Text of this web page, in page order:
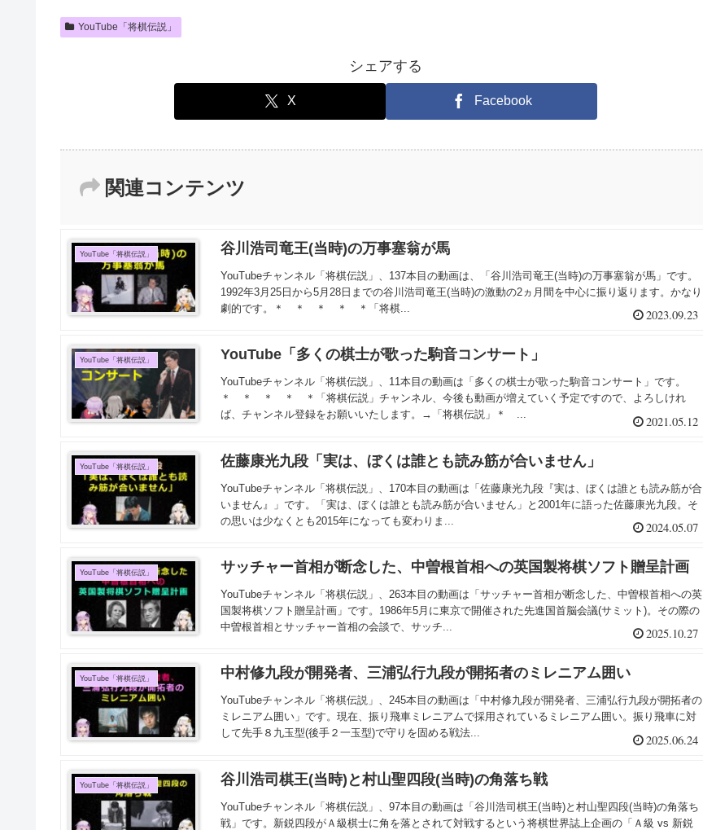
YouTube「将棋伝説」
シェアする
X Facebook
関連コンテンツ
YouTube「将棋伝説」 谷川浩司竜王(当時)の万事塞翁が馬
YouTubeチャンネル「将棋伝説」、137本目の動画は、「谷川浩司竜王(当時)の万事塞翁が馬」です。
1992年3月25日から5月28日までの谷川浩司竜王(当時)の激動の2ヵ月間を中心に振り返ります。かなり
劇的です。＊ ＊ ＊ ＊ ＊「将棋...
2023.09.23
YouTube「将棋伝説」 YouTube「多くの棋士が歌った駒音コンサート」
YouTubeチャンネル「将棋伝説」、11本目の動画は「多くの棋士が歌った駒音コンサート」です。
＊ ＊ ＊ ＊ ＊「将棋伝説」チャンネル、今後も動画が増えていく予定ですので、よろしけれ
ば、チャンネル登録をお願いいたします。→「将棋伝説」＊ ...
2021.05.12
YouTube「将棋伝説」 佐藤康光九段「実は、ぼくは誰とも読み筋が合いません」
YouTubeチャンネル「将棋伝説」、170本目の動画は「佐藤康光九段『実は、ぼくは誰とも読み筋が合
いません』」です。「実は、ぼくは誰とも読み筋が合いません」と2001年に語った佐藤康光九段。そ
の思いは少なくとも2015年になっても変わりま...
2024.05.07
YouTube「将棋伝説」 サッチャー首相が断念した、中曽根首相への英国製将棋ソフト贈呈計画
YouTubeチャンネル「将棋伝説」、263本目の動画は「サッチャー首相が断念した、中曽根首相への英
国製将棋ソフト贈呈計画」です。1986年5月に東京で開催された先進国首脳会議(サミット)。その際の
中曽根首相とサッチャー首相の会談で、サッチ...
2025.10.27
YouTube「将棋伝説」 中村修九段が開発者、三浦弘行九段が開拓者のミレニアム囲い
YouTubeチャンネル「将棋伝説」、245本目の動画は「中村修九段が開発者、三浦弘行九段が開拓者の
ミレニアム囲い」です。現在、振り飛車ミレニアムで採用されているミレニアム囲い。振り飛車に対
して先手８九玉型(後手２一玉型)で守りを固める戦法...
2025.06.24
YouTube「将棋伝説」 谷川浩司棋王(当時)と村山聖四段(当時)の角落ち戦
YouTubeチャンネル「将棋伝説」、97本目の動画は「谷川浩司棋王(当時)と村山聖四段(当時)の角落ち
戦」です。新鋭四段がＡ級棋士に角を落とされて対戦するという将棋世界誌上企画の「Ａ級 vs 新鋭